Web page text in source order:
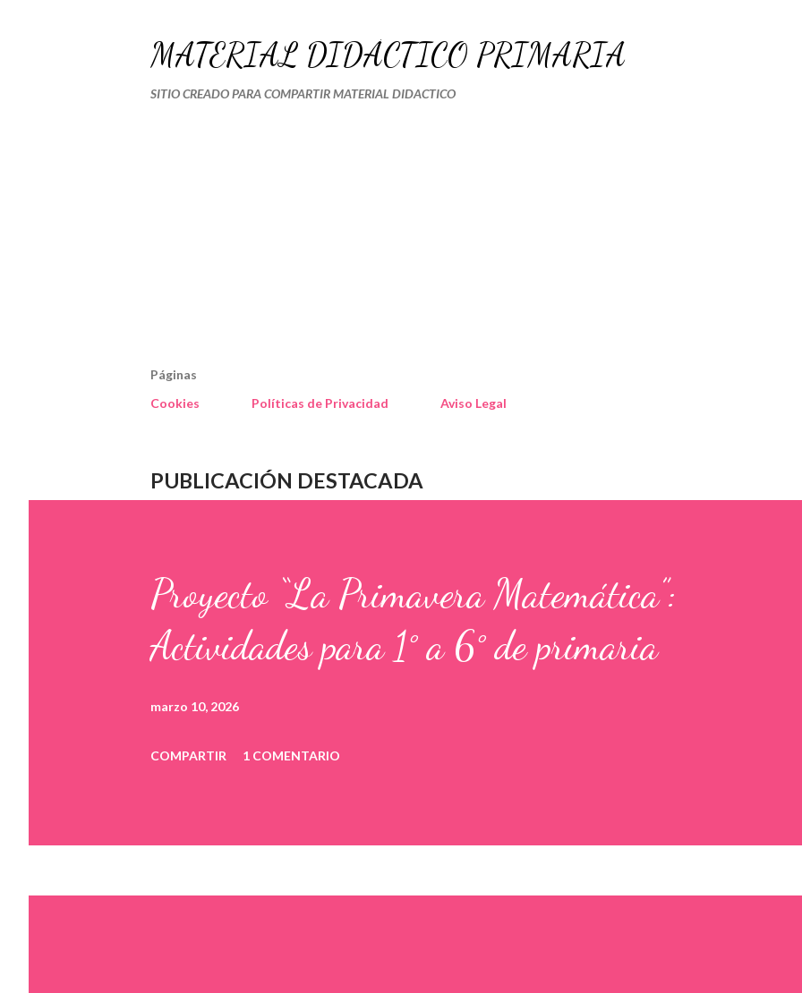
MATERIAL DIDÁCTICO PRIMARIA
SITIO CREADO PARA COMPARTIR MATERIAL DIDACTICO
Páginas
Cookies
Políticas de Privacidad Aviso Legal
PUBLICACIÓN DESTACADA
Proyecto “La Primavera Matemática”:
Actividades para 1° a 6° de primaria
marzo 10, 2026
COMPARTIR 1 COMENTARIO